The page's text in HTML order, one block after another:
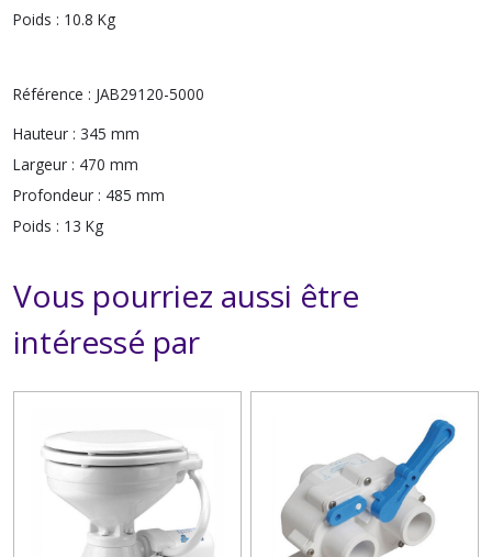
Poids : 10.8 Kg
Référence : JAB29120-5000
Hauteur : 345 mm
Largeur : 470 mm
Profondeur : 485 mm
Poids : 13 Kg
Vous pourriez aussi être
intéressé par